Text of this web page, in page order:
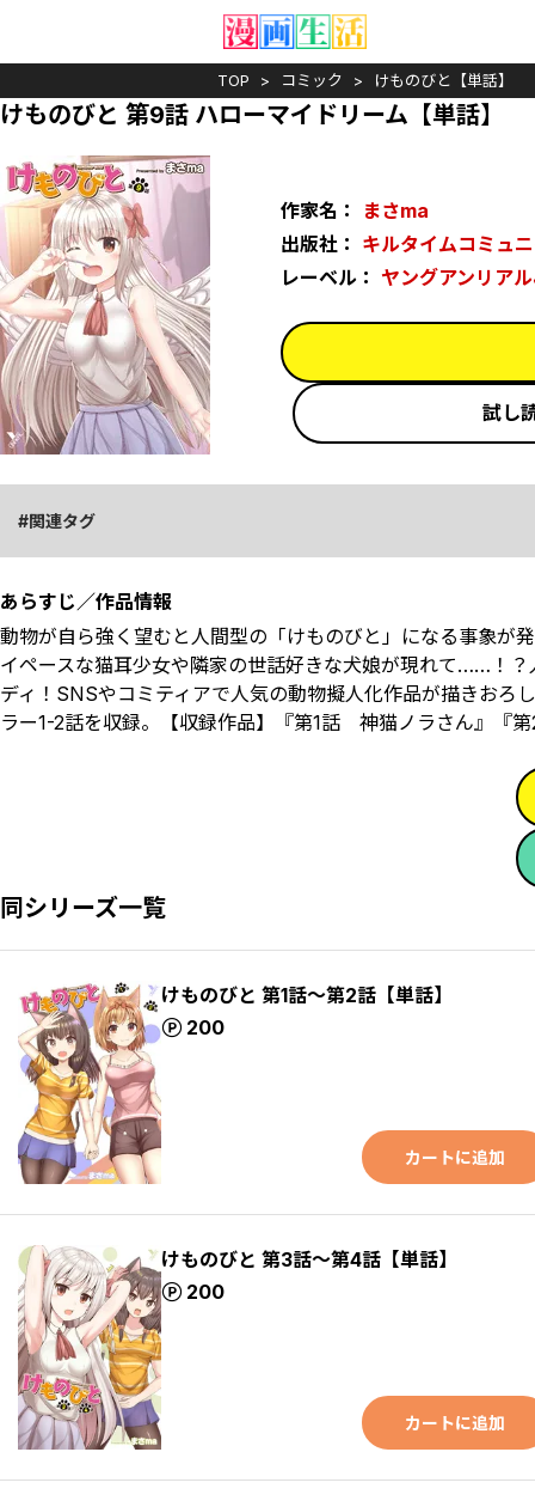
TOP コミック けものびと【単話】
けものびと 第9話 ハローマイドリーム【単話】
作家名：
まさma
出版社： キルタイムコミュ
レーベル： ヤングアンリア
試し
関連タグ
あらすじ／作品情報
動物が自ら強く望むと人間型の「けものびと」になる事象が
イペースな猫耳少女や隣家の世話好きな犬娘が現れて……！
ディ！SNSやコミティアで人気の動物擬人化作品が描きお
ラー1-2話を収録。【収録作品】『第1話 神猫ノラさん』『
同シリーズ一覧
けものびと 第1話～第2話【単話】
200
ポイント
カートに追加
けものびと 第3話～第4話【単話】
200
ポイント
カートに追加